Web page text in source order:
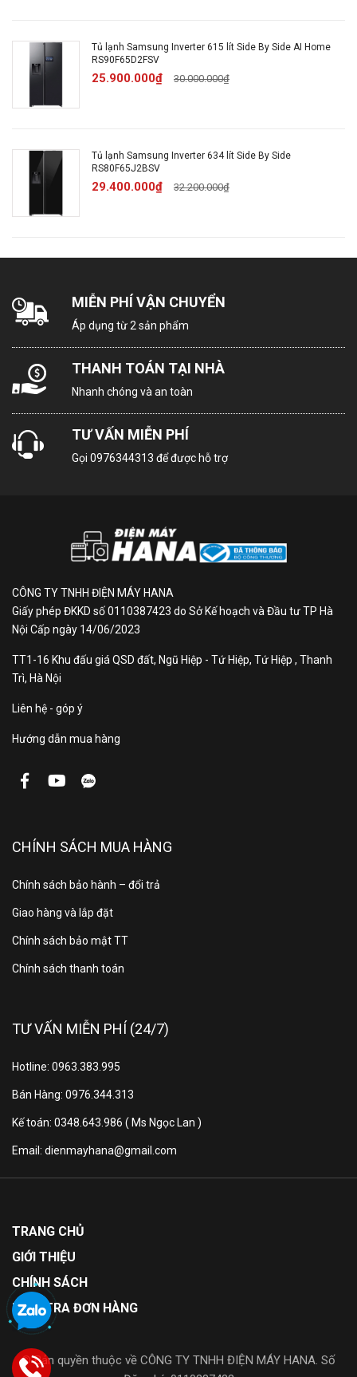
Năm ra mắt sản
phẩm
Thời gian bảo
hành
động cơ
/ giấy
Kích thước
Cao 178.6 cm - Rộng 91.2
THÔNG TIN SẢN PHẨM
Tủ lạnh Samsung
Inverter 655 lít Side By
Side RS70F65Q3TSV -
Dẫn đầu thiết kế
Hình ảnh mang tính minh họa
+100L dung tích lưu trữ
với cùng kích thước tủ
với công nghệ Viền siêu
mỏng SpaceMax™
Công nghệ trữ tươi
Làm lạnh vòm đa chiều All-
Around Cooling
đều đặn thông qua hệ thống lỗ khí bố trí thông minh,
tỏa đều khắp tủ, giúp thực phẩm tươi ngon trong thời
gian lâu hơn.
Công nghệ Metal Cooling
Công nghệ Metal Cooling duy trì nhiệt độ ổn định bên
trong tủ, giúp thực phẩm tươi ngon như mới; đồng thời
khôi phục nhiệt độ sau mỗi lần đóng mở tủ để hạn
chế sự thất thoat nhiệt. Tấm kim loại làm từ vật liệu
cao cấp, dễ lau chùi.
Tủ lạnh Samsung Inverter 615 lít Side By Side AI Home
RS90F65D2FSV
25.900.000₫ 30.000.000₫
Tủ lạnh Samsung Inverter 634 lít Side By Side
RS80F65J2BSV
29.400.000₫ 32.200.000₫
MIỄN PHÍ VẬN CHUYỂN
Áp dụng từ 2 sản phẩm
THANH TOÁN TẠI NHÀ
Nhanh chóng và an toàn
TƯ VẤN MIỄN PHÍ
Gọi 0976344313 để được hỗ trợ
CÔNG TY TNHH ĐIỆN MÁY HANA
Giấy phép ĐKKD số 0110387423 do Sở Kế hoạch và Đầu tư TP Hà
Nội Cấp ngày 14/06/2023
TT1-16 Khu đấu giá QSD đất, Ngũ Hiệp - Tứ Hiệp, Tứ Hiệp , Thanh
Trì, Hà Nội
Liên hệ - góp ý
Hướng dẫn mua hàng
CHÍNH SÁCH MUA HÀNG
Chính sách bảo hành – đổi trả
Giao hàng và lắp đặt
Chính sách bảo mật TT
Chính sách thanh toán
TƯ VẤN MIỄN PHÍ (24/7)
Hotline: 0963.383.995
Bán Hàng: 0976.344.313
Kế toán: 0348.643.986 ( Ms Ngọc Lan )
Email: dienmayhana@gmail.com
TRANG CHỦ
GIỚI THIỆU
CHÍNH SÁCH
KIỂM TRA ĐƠN HÀNG
© Bản quyền thuộc về CÔNG TY TNHH ĐIỆN MÁY HANA. Số